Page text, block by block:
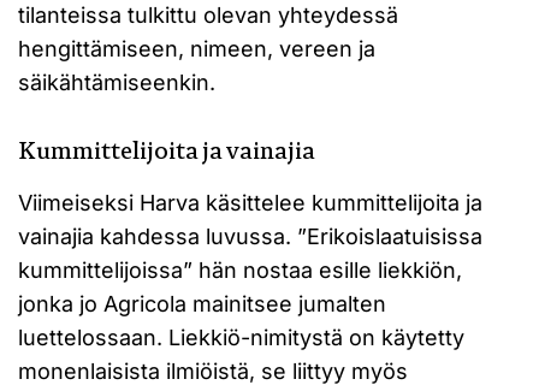
tilanteissa tulkittu olevan yhteydessä
hengittämiseen, nimeen, vereen ja
säikähtämiseenkin.
Kummittelijoita ja vainajia
Viimeiseksi Harva käsittelee kummittelijoita ja
vainajia kahdessa luvussa. ”Erikoislaatuisissa
kummittelijoissa” hän nostaa esille liekkiön,
jonka jo Agricola mainitsee jumalten
luettelossaan. Liekkiö-nimitystä on käytetty
monenlaisista ilmiöistä, se liittyy myös